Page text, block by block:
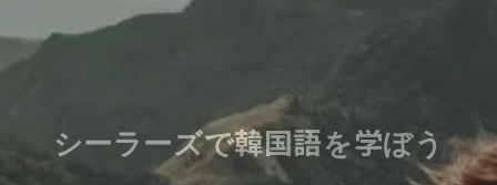
シーラーズで韓国語を学ぼう